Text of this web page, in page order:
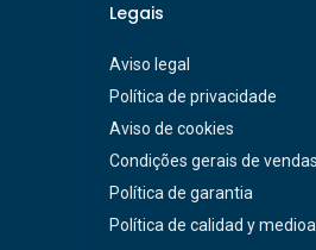
Legais
Aviso legal
Política de privacidade
Aviso de cookies
Condições gerais de vendas
Política de garantia
Política de calidad y